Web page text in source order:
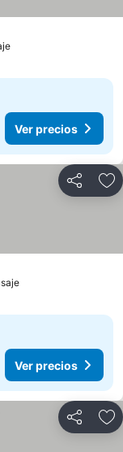
Ver precios
Ver precios
Compartir
Ver precios
Ver precios
Compartir